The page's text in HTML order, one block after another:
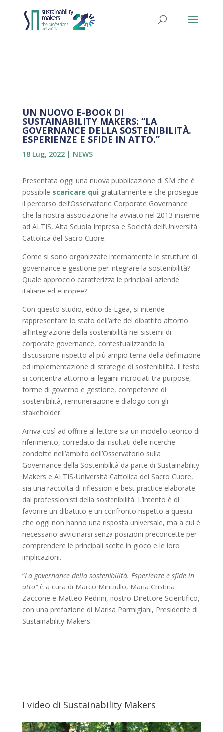
UN NUOVO E-BOOK DI
SUSTAINABILITY MAKERS: “LA
GOVERNANCE DELLA SOSTENIBILITÀ.
ESPERIENZE E SFIDE IN ATTO.”
18 Lug, 2022| NEWS
Presentata oggi una nuova pubblicazione di SM che è
possibile scaricare qui gratuitamente e che prosegue
il percorso dell’Osservatorio Corporate Governance
che la nostra associazione ha avviato nel 2013 insieme
ad ALTIS, Alta Scuola Impresa e Società dell’Università
Cattolica del Sacro Cuore.
Come si sono organizzate internamente le strutture di
governance e gestione per integrare la sostenibilità?
Quale approccio caratterizza le principali aziende
italiane ed europee?
Con questo studio, edito da Egea, si intende
rappresentare lo stato dell’arte del dibattito attorno
all’integrazione della sostenibilità nei sistemi di
corporate governance, contestualizzando la
discussione rispetto al più ampio tema della definizione
ed implementazione di strategie di sostenibilità. Il testo
si concentra attorno ai legami incrociati tra purpose,
forme di governo e gestione, competenze di
sostenibilità, remunerazione e dialogo con gli
stakeholder.
Arriva così ad offrire al lettore sia un modello teorico di
riferimento, corredato dai risultati delle ricerche
condotte nell’ambito dell’Osservatorio sulla
Governance della Sostenibilità da parte di Sustainability
Makers e ALTIS-Università Cattolica del Sacro Cuore,
sia una raccolta di riflessioni e best practice elaborate
dai professionisti della sostenibilità. L’intento è di
favorire un dibattito e un confronto rispetto a quesiti
che oggi non hanno una risposta universale, ma a cui è
necessario avvicinarsi senza posizioni preconcette per
comprendere le principali scelte in gioco e le loro
implicazioni.
“La governance della sostenibilità. Esperienze e sfide in
atto”è a cura di Marco Minciullo, Maria Cristina
Zaccone e Matteo Pedrini, nostro Direttore Scientifico,
con una prefazione di Marisa Parmigiani, Presidente di
Sustainability Makers.
I video di Sustainability Makers